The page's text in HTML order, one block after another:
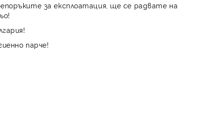
за експлоатация, ще се радвате на
парче!